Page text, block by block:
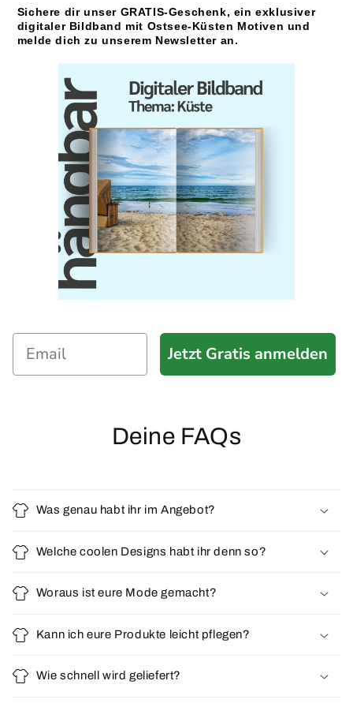
Sichere dir unser GRATIS-Geschenk, ein exklusiver
digitaler Bildband mit Ostsee-Küsten Motiven und
melde dich zu unserem Newsletter an.
Jetzt Gratis anmelden
Deine FAQs
Was genau habt ihr im Angebot?
Welche coolen Designs habt ihr denn so?
Woraus ist eure Mode gemacht?
Kann ich eure Produkte leicht pflegen?
Wie schnell wird geliefert?